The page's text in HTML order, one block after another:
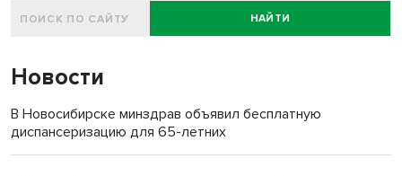
НАЙТИ
Новости
В Новосибирске минздрав объявил бесплатную
диспансеризацию для 65-летних